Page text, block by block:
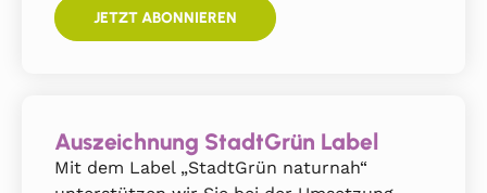
JETZT ABONNIEREN
Auszeichnung StadtGrün Label
Mit dem Label „StadtGrün naturnah“